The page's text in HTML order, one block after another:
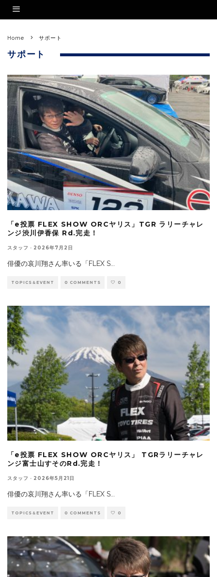
Home サポート
サポート
「e投票 FLEX SHOW ORCヤリス」TGR ラリーチャレ
ンジ渋川伊香保 Rd.完走！
スタッフ · 2026年7月2日
俳優の哀川翔さん率いる「FLEX S
TOPICS＆EVENT 0 COMMENTS 0
「e投票 FLEX SHOW ORCヤリス」 TGRラリーチャレ
ンジ富士山すそのRd.完走！
スタッフ · 2026年5月21日
俳優の哀川翔さん率いる「FLEX S...
TOPICS＆EVENT 0 COMMENTS 0